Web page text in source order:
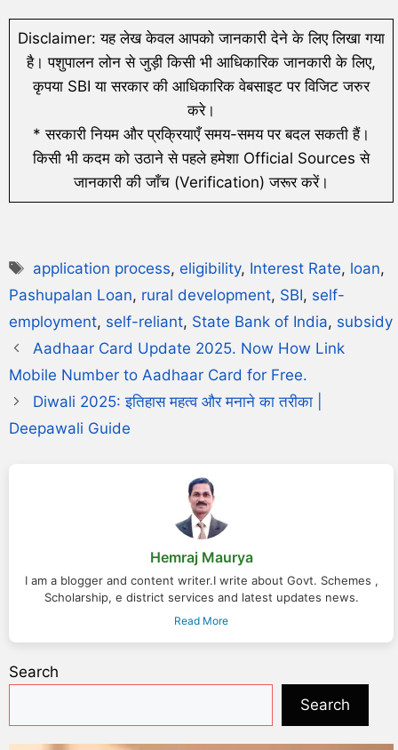
Disclaimer: यह लेख केवल आपको जानकारी देने के लिए लिखा गया
है। पशुपालन लोन से जुड़ी किसी भी आधिकारिक जानकारी के लिए,
कृपया SBI या सरकार की आधिकारिक वेबसाइट पर विजिट जरुर
करे।
* सरकारी नियम और प्रक्रियाएँ समय-समय पर बदल सकती हैं।
किसी भी कदम को उठाने से पहले हमेशा Official Sources से
जानकारी की जाँच (Verification) जरूर करें।
application process,eligibility, Interest Rate, loan,
Pashupalan Loan, rural development, SBI, self-
employment, self-reliant, State Bank of India, subsidy
Aadhaar Card Update 2025. Now How Link
Mobile Number to Aadhaar Card for Free.
Diwali 2025: इतिहास महत्व और मनाने का तरीका |
Deepawali Guide
Hemraj Maurya
I am a blogger and content writer.I write about Govt. Schemes ,
Scholarship, e district services and latest updates news.
Read More
Search
Search